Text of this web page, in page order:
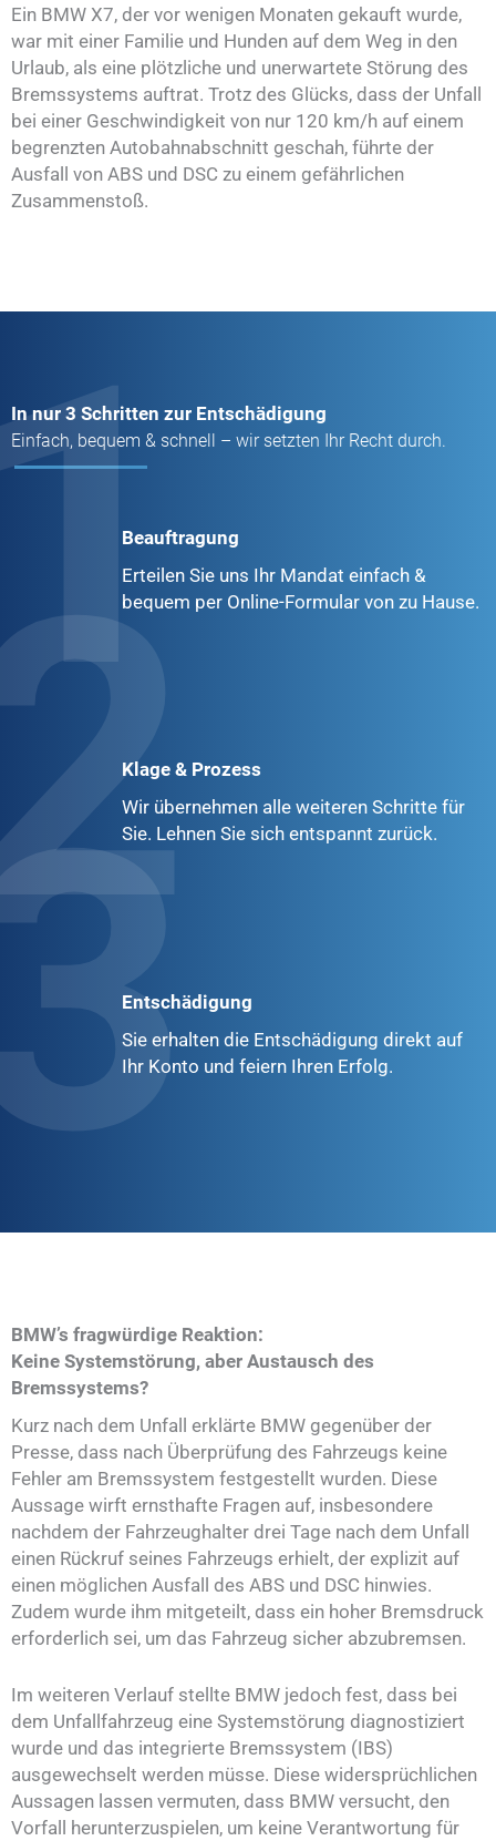
Ein BMW X7, der vor wenigen Monaten gekauft wurde,
war mit einer Familie und Hunden auf dem Weg in den
Urlaub, als eine plötzliche und unerwartete Störung des
Bremssystems auftrat. Trotz des Glücks, dass der Unfall
bei einer Geschwindigkeit von nur 120 km/h auf einem
begrenzten Autobahnabschnitt geschah, führte der
Ausfall von ABS und DSC zu einem gefährlichen
Zusammenstoß.
In nur 3 Schritten zur Entschädigung
Einfach, bequem & schnell – wir setzten Ihr Recht durch.
Beauftragung
Erteilen Sie uns Ihr Mandat einfach &
bequem per Online-Formular von zu Hause.
Klage & Prozess
Wir übernehmen alle weiteren Schritte für
Sie. Lehnen Sie sich entspannt zurück.
Entschädigung
Sie erhalten die Entschädigung direkt auf
Ihr Konto und feiern Ihren Erfolg.
BMW’s fragwürdige Reaktion:
Keine Systemstörung, aber Austausch des
Bremssystems?
Kurz nach dem Unfall erklärte BMW gegenüber der
Presse, dass nach Überprüfung des Fahrzeugs keine
Fehler am Bremssystem festgestellt wurden. Diese
Aussage wirft ernsthafte Fragen auf, insbesondere
nachdem der Fahrzeughalter drei Tage nach dem Unfall
einen Rückruf seines Fahrzeugs erhielt, der explizit auf
einen möglichen Ausfall des ABS und DSC hinwies.
Zudem wurde ihm mitgeteilt, dass ein hoher Bremsdruck
erforderlich sei, um das Fahrzeug sicher abzubremsen.
Im weiteren Verlauf stellte BMW jedoch fest, dass bei
dem Unfallfahrzeug eine Systemstörung diagnostiziert
wurde und das integrierte Bremssystem (IBS)
ausgewechselt werden müsse. Diese widersprüchlichen
Aussagen lassen vermuten, dass BMW versucht, den
Vorfall herunterzuspielen, um keine Verantwortung für